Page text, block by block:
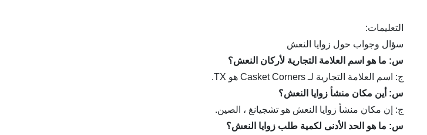
التعليمات:
سؤال وجواب حول زوايا النعش
س: ما هو اسم العلامة التجارية لأركان النعش؟
ج: اسم العلامة التجارية لـ Casket Corners هو TX.
س: أين مكان منشأ زوايا النعش؟
ج: إن مكان منشأ زوايا النعش هو تشجيانغ ، الصين.
س: ما هو الحد الأدنى لكمية طلب زوايا النعش؟